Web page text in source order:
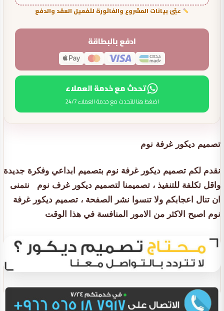
عبّئ بيانات المشروع والفاتورة لتفعيل العقد والدفع
ادفع بالبطاقة
تحدث مع خدمة العملاء
اضغط هنا للتحدث مع خدمة العملاء 24/7
تصميم ديكور غرفة نوم
نقدم لكم تصميم ديكور غرفة نوم بتصميم ابداعي وفكرة جديدة
واقل تكلفة للتنفيذ ، تصميمنا لتصميم ديكور غرف نوم نتمنى
ان تنال اعجابكم ولا تنسوا نشر الصفحة ، تصميم ديكور غرفة
نوم اصبح الاكثر من الامور المنافسة في هذا الوقت